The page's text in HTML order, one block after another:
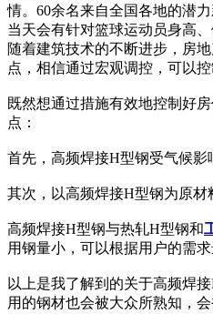
情。60余名来自全国各地的潜
当天会有针对篮球运动员身高、
随着建筑技术的不断进步，房
点，相信通过宏观调控，可以控
既然想通过措施有效地控制好
点：
首先，高频焊接H型钢受气候影
其次，以高频焊接H型钢为原材
高频焊接H型钢与热轧H型钢和
用钢量小，可以根据用户的需
以上是我了解到的关于高频焊
用的钢材也会被大众所熟知，